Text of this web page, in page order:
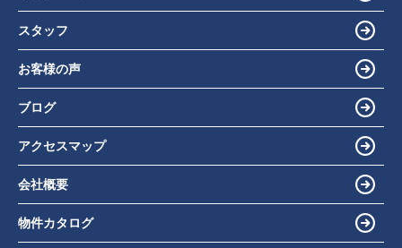
スタッフ
お客様の声
ブログ
アクセスマップ
会社概要
物件カタログ